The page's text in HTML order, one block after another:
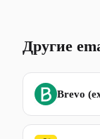
Другие
Brevo